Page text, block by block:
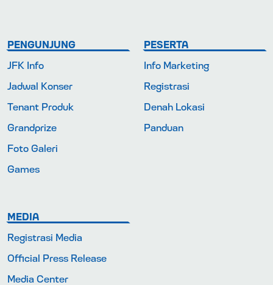
PENGUNJUNG
JFK Info
Jadwal Konser
Tenant Produk
Grandprize
Foto Galeri
Games
PESERTA
Info Marketing
Registrasi
Denah Lokasi
Panduan
MEDIA
Registrasi Media
Official Press Release
Media Center